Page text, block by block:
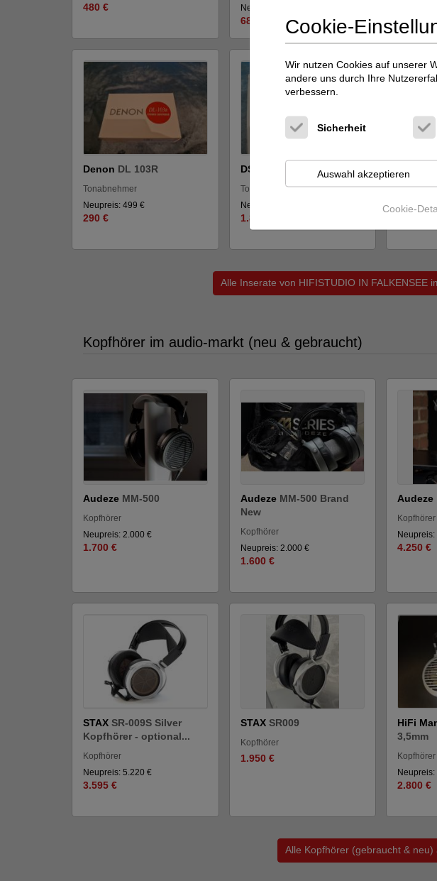
480 €
Neupreis: 1.499 €
680 €
Denon DL 103R
Tonabnehmer
Neupreis: 499 €
290 €
DS Audio DS 003
Tonabnehmer
Neupreis: 2.500 €
1.880 €
Neupreis:
Alle Inserate von HIFISTUDIO IN FALKENSEE
Kopfhörer im audio-markt (neu & gebraucht)
Audeze MM-500
Kopfhörer
Neupreis: 2.000 €
1.700 €
Audeze MM-500 Brand
New
Kopfhörer
Neupreis: 2.000 €
1.600 €
Audeze
Kopfhörer
Neupreis:
4.250 €
STAX SR-009S Silver
Kopfhörer - optional...
Kopfhörer
Neupreis: 5.220 €
3.595 €
STAX SR009
Kopfhörer
1.950 €
HiFi
3,5mm
Kopfhörer
Neupreis:
2.800 €
Alle Kopfhörer (gebraucht & neu)
Cookie-
Wir nutzen Cookies auf unserer
andere uns durch Ihre
verbessern.
Cookie-
Sicherheit
Auswahl akzeptieren